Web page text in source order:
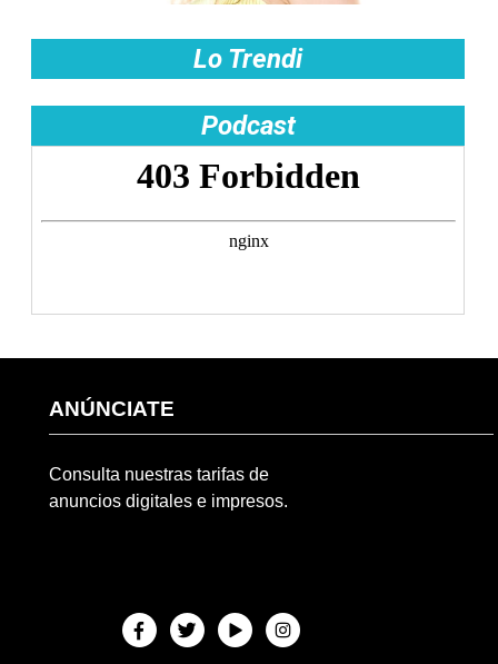
Lo Trendi
Podcast
ANÚNCIATE
Consulta nuestras tarifas de
anuncios digitales e impresos.